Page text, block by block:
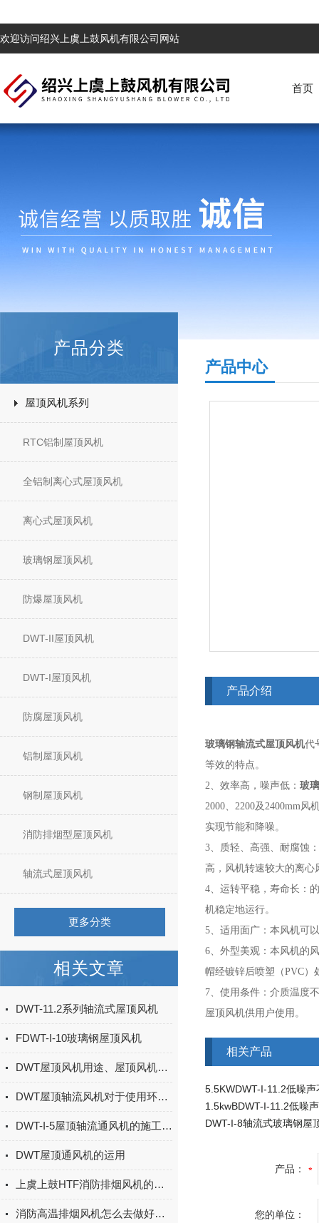
欢迎访问绍兴上虞上鼓风机有限公司网站
首页
产品分类
屋顶风机系列
RTC铝制屋顶风机
全铝制离心式屋顶风机
离心式屋顶风机
玻璃钢屋顶风机
防爆屋顶风机
DWT-II屋顶风机
DWT-I屋顶风机
防腐屋顶风机
铝制屋顶风机
钢制屋顶风机
消防排烟型屋顶风机
轴流式屋顶风机
更多分类
相关文章
DWT-11.2系列轴流式屋顶风机
FDWT-I-10玻璃钢屋顶风机
DWT屋顶风机用途、屋顶风机安装方法以及屋顶风机选型等知识全面介绍
DWT屋顶轴流风机对于使用环境的要求
DWT-I-5屋顶轴流通风机的施工安装要点
DWT屋顶通风机的运用
上虞上鼓HTF消防排烟风机的制作工艺
消防高温排烟风机怎么去做好防雨措施?
产品中心
产品介绍
玻璃钢轴流式屋顶风机代
等效的特点。
2、效率高，噪声低： 玻
2000、2200及2400mm
实现节能和降噪。
3、质轻、高强、耐腐蚀
高，风机转速较大的离
4、运转平稳，寿命长：
机稳定地运行。
5、适用面广：本风机可
6、外型美观：本风机的
帽经镀锌后喷塑（PVC）
7、使用条件：介质温度
屋顶风机供用户使用。
相关产品
DWT-I-8轴流式玻璃钢屋
产品：
您的单位：